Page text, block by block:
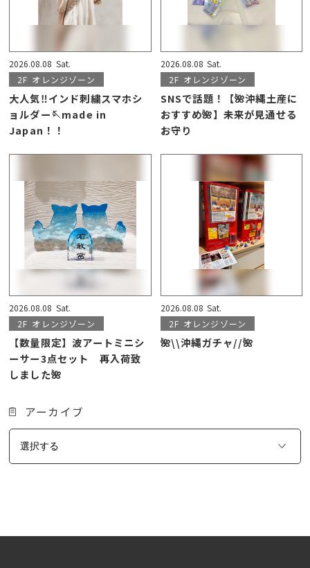
2026.08.08 Sat.
2F オレンジゾーン
大人気‼︎インド刺繍スマホシ
ョルダー🪡made in
Japan！！
2026.08.08 Sat.
2F オレンジゾーン
SNSで話題！【🌺沖縄土産に
おすすめ🌺】未来が見通せる
お守り
2026.08.08 Sat.
2F オレンジゾーン
【数量限定】波アートミニシ
ーサー3点セット 再入荷致
しました🌺
2026.08.08 Sat.
2F オレンジゾーン
🌺\\沖縄ガチャ//🌺
アーカイブ